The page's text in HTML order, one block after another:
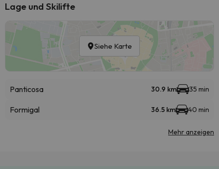
Lage und Skilifte
Siehe Karte
Panticosa 30.9 km 35 min
Formigal 36.5 km 40 min
Mehr anzeigen